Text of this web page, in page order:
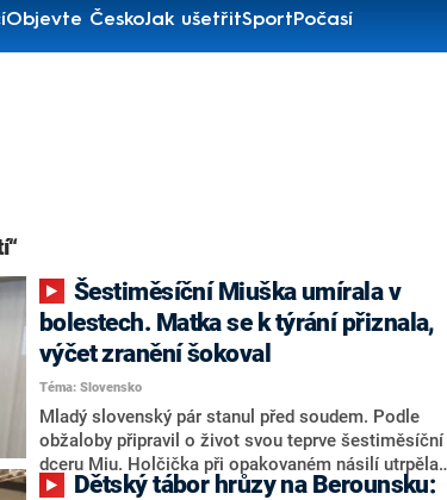
Objevte ČeskoJak ušetřitSportPočasí
bolestech. Matka se k týrání přiznala,
výčet zranění šokoval
Téma: Slovensko
Mladý slovenský pár stanul před soudem. Podle
obžaloby připravil o život svou teprve šestiměsíční
dceru Miu. Holčička při opakovaném násilí utrpěla
závažná zranění a skončila v nemocnici, kde později